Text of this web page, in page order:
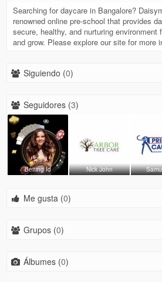
Searching for daycare in Bangalore?
renowned online pre-school that provides
secure, healthy, and nurturing environment
and grow. Please explore our site for more
Siguiendo (0)
Seguidores (3)
Betting Id Nick John
Me gusta (0)
Grupos (0)
Álbumes (0)